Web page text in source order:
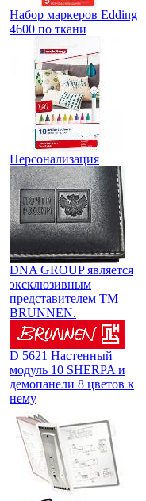
Набор маркеров Edding
4600 по ткани
Персонализация
DNA GROUP является
эксклюзивным
представителем TM
BRUNNEN.
D 5621 Настенный
модуль 10 SHERPA и
демопанели 8 цветов к
нему